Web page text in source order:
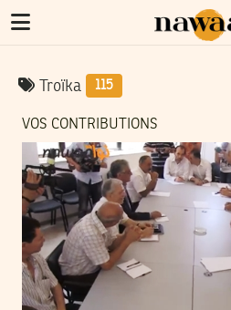
Troïka 115
VOS CONTRIBUTIONS